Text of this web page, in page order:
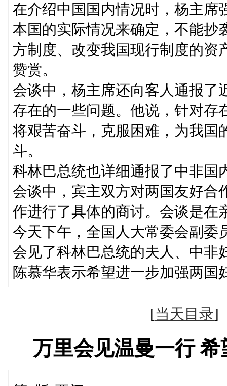
在介绍中国国内情况时，杨主席
本国的实际情况来确定，不能抄
方制度、改变我国现行制度的资
赞赏。
会谈中，杨主席还向客人通报了
存在的一些问题。他说，针对存
将艰苦奋斗，克服困难，为我国
斗。
科林巴总统也详细通报了中非国
会谈中，宾主双方对两国友好合
作进行了具体的商讨。会谈是在
今天下午，全国人大常委会副委
会见了科林巴总统的夫人、中非
陈慕华表示希望进一步加强两国
[当天目录
万里会见温曼一行